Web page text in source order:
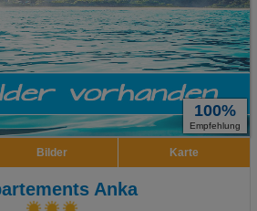
100%
Empfehlung
Bilder Karte
Anka